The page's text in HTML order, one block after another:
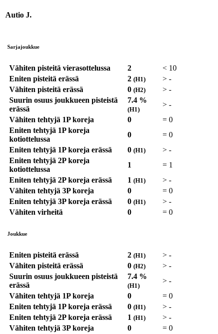
Autio J.
Sarjajoukkue
Vähiten pisteitä vierasottelussa 2 < 10
Eniten pisteitä erässä
2 (H1) > -
Vähiten pisteitä erässä
0 (H2) > -
Suurin osuus joukkueen pisteistä
erässä
7.4 %
(H1)
> -
Vähiten tehtyjä 1P koreja
0 = 0
Eniten tehtyjä 1P koreja
kotiottelussa
0 = 0
Eniten tehtyjä 1P koreja erässä
0 (H1) > -
Eniten tehtyjä 2P koreja
kotiottelussa
1 = 1
Eniten tehtyjä 2P koreja erässä
1 (H1) > -
Vähiten tehtyjä 3P koreja
0 = 0
Eniten tehtyjä 3P koreja erässä
0 (H1) > -
Vähiten virheitä
0 = 0
Joukkue
Eniten pisteitä erässä 2 (H1) > -
Vähiten pisteitä erässä
0 (H2) > -
Suurin osuus joukkueen pisteistä
erässä
7.4 %
(H1)
> -
Vähiten tehtyjä 1P koreja
0 = 0
Eniten tehtyjä 1P koreja erässä
0 (H1) > -
Eniten tehtyjä 2P koreja erässä
1 (H1) > -
Vähiten tehtyjä 3P koreja
0 = 0